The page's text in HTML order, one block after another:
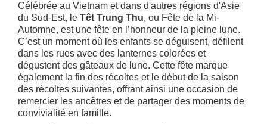
Célébrée au Vietnam et dans d'autres régions d'Asie
du Sud-Est, le Têt Trung Thu, ou Fête de la Mi-
Automne, est une fête en l’honneur de la pleine lune.
C’est un moment où les enfants se déguisent, défilent
dans les rues avec des lanternes colorées et
dégustent des gâteaux de lune. Cette fête marque
également la fin des récoltes et le début de la saison
des récoltes suivantes, offrant ainsi une occasion de
remercier les ancêtres et de partager des moments de
convivialité en famille.